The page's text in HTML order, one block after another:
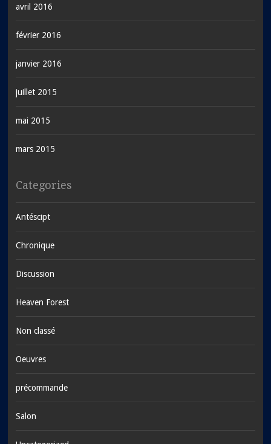
avril 2016
février 2016
janvier 2016
juillet 2015
mai 2015
mars 2015
Categories
Antéscipt
Chronique
Discussion
Heaven Forest
Non classé
Oeuvres
précommande
Salon